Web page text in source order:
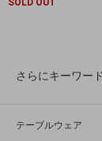
さらにキーワー
テーブルウェア